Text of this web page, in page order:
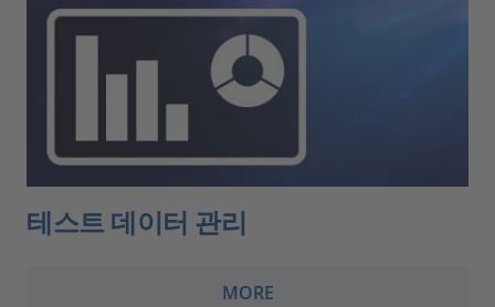
테스트 데이터 관리
MORE